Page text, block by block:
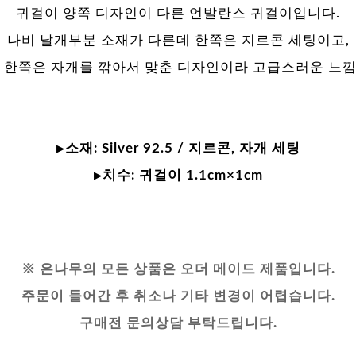
귀걸이 양쪽 디자인이 다른 언발란스 귀걸이입니다.
나비 날개부분 소재가 다른데 한쪽은 지르콘 세팅이고,
한쪽은 자개를 깎아서 맞춘 디자인이라 고급스러운 느
▶소재: Silver 92.5 / 지르콘, 자개 세팅
▶치수: 귀걸이 1.1cm×1cm
※ 은나무의 모든 상품은 오더 메이드 제품입니다.
주문이 들어간 후 취소나 기타 변경이 어렵습니다.
구매전 문의상담 부탁드립니다.